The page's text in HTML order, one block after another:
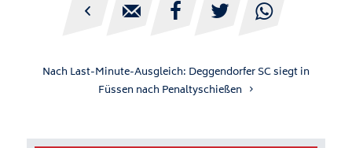
    
Nach Last-Minute-Ausgleich: Deggendorfer SC siegt in
Füssen nach Penaltyschießen